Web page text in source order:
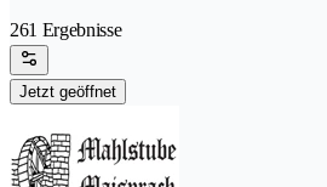
261 Ergebnisse
Jetzt geöffnet